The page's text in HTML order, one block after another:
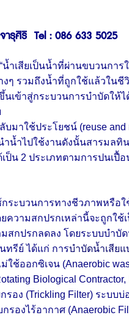
ารุศิริ Tel : 086 633 5025
เสียเป็นน้ำที่ผ่านขบวนการ
ๆ รวมถึงน้ำที่ถูกใช้แล้วในชี
เข้าสู่กระบวนการบำบัดให้
กอบด้วย
บมาใช้ประโยชน์ (reuse and
น้ำไปใช้งานดังนั้นสารมลทิ
น 2 ประเภทตามการปนเปื้
กระบวนการทางชีวภาพหรือ
ความสกปรกเหล่านี้จะถูกใช้
สกปรกลดลง โดยระบบบำบั
รีย์ ได้แก่ การบำบัดน้ำเสีย
ช้ออกซิเจน (Anaerobic
Biological
รอง (Trickling Filter) ระบบ
รองไร้อากาศ (Anaerobic